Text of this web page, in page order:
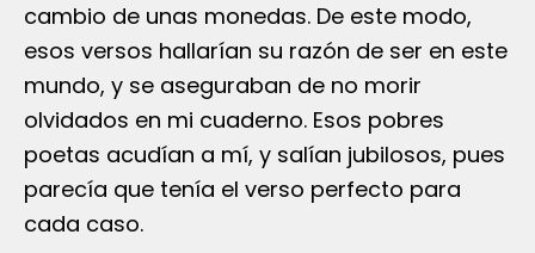
cambio de unas monedas. De este modo,
esos versos hallarían su razón de ser en este
mundo, y se aseguraban de no morir
olvidados en mi cuaderno. Esos pobres
poetas acudían a mí, y salían jubilosos, pues
parecía que tenía el verso perfecto para
cada caso.